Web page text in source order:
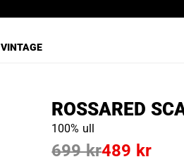
VINTAGE
ROSSARED
100% ull
489 kr
699 kr